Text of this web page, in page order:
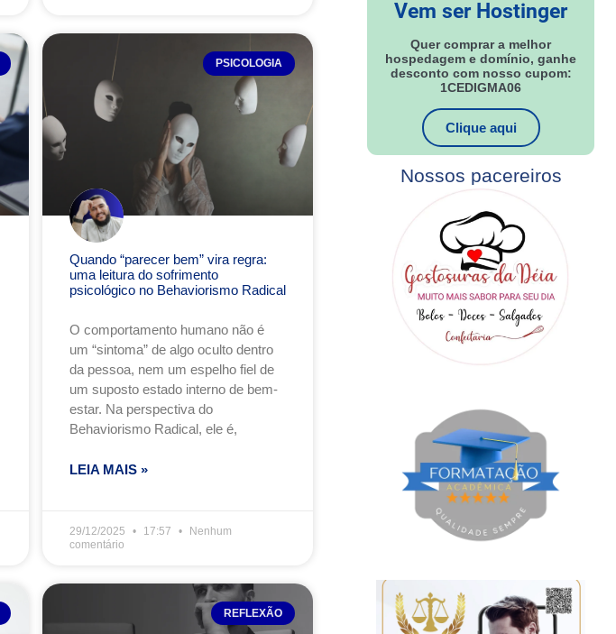
PSICOLOGIA
Quando “parecer bem” vira regra:
uma leitura do sofrimento
psicológico no Behaviorismo Radical
O comportamento humano não é
um “sintoma” de algo oculto dentro
da pessoa, nem um espelho fiel de
um suposto estado interno de bem-
estar. Na perspectiva do
Behaviorismo Radical, ele é,
LEIA MAIS »
29/12/2025 17:57
Nenhum
comentário
REFLEXÃO
Vem ser Hostinger
Quer comprar a melhor
hospedagem e domínio, ganhe
desconto com nosso cupom:
1CEDIGMA06
Clique aqui
Nossos pacereiros